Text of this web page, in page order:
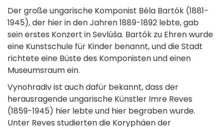
Der große ungarische Komponist Béla Bartók (1881-
1945), der hier in den Jahren 1889-1892 lebte, gab
sein erstes Konzert in Sevlúša. Bartók zu Ehren wurde
eine Kunstschule für Kinder benannt, und die Stadt
richtete eine Büste des Komponisten und einen
Museumsraum ein.
Vynohradiv ist auch dafür bekannt, dass der
herausragende ungarische Künstler Imre Reves
(1859-1945) hier lebte und hier begraben wurde.
Unter Reves studierten die Koryphäen der